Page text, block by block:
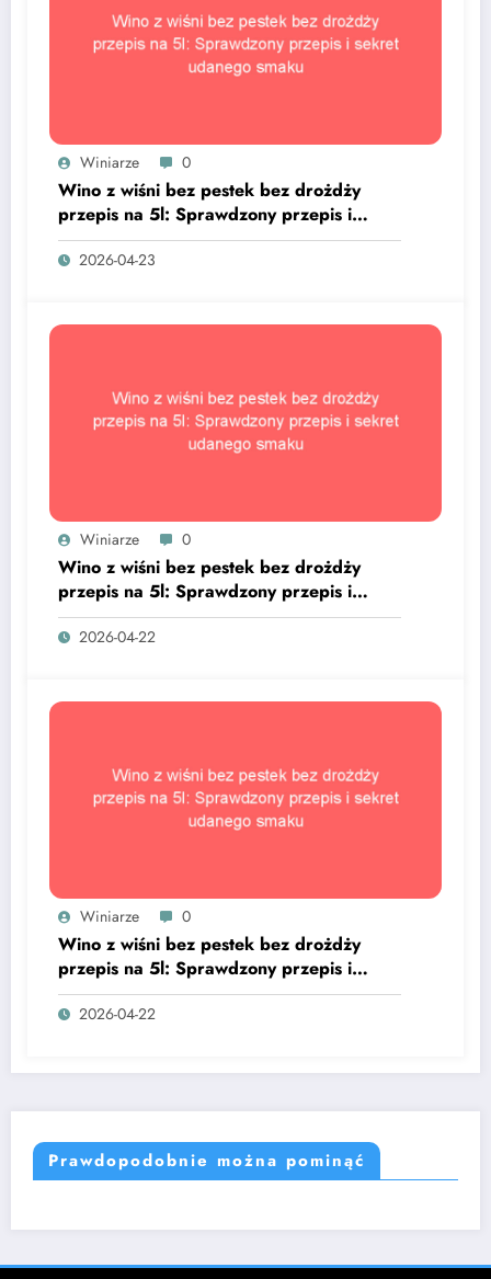
Winiarze 0
Wino z wiśni bez pestek bez drożdży
przepis na 5l: Sprawdzony przepis i
sekret udanego smaku
2026-04-23
Winiarze 0
Wino z wiśni bez pestek bez drożdży
przepis na 5l: Sprawdzony przepis i
sekret udanego smaku
2026-04-22
Winiarze 0
Wino z wiśni bez pestek bez drożdży
przepis na 5l: Sprawdzony przepis i
sekret udanego smaku
2026-04-22
Prawdopodobnie można pominąć